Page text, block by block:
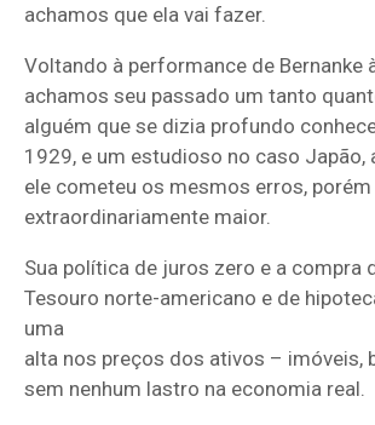
achamos que ela vai fazer.
Voltando à performance de Bernanke
achamos seu passado um tanto
alguém que se dizia profundo
1929, e um estudioso no caso Japão,
ele cometeu os mesmos erros,
extraordinariamente maior.
Sua política de juros zero e a compra
Tesouro norte-americano e de
uma
alta nos preços dos ativos – imóveis,
sem nenhum lastro na economia real.